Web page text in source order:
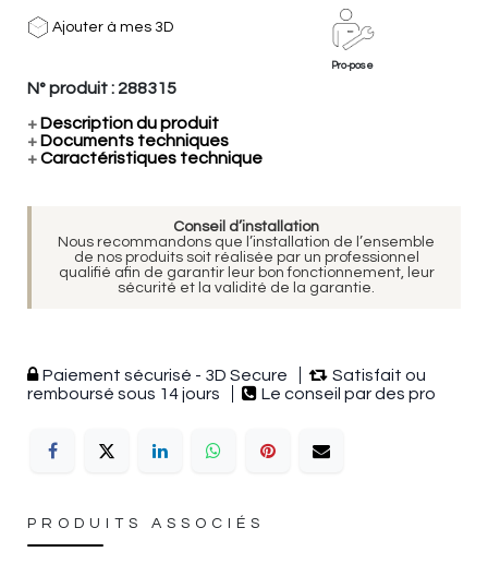
Ajouter à mes 3D
Pro-pose
N° produit : 288315
+ Description du produit
+ Documents techniques
+Caractéristiques technique
Conseil d’installation
Nous recommandons que l’installation de l’ensemble
de nos produits soit réalisée par un professionnel
qualifié afin de garantir leur bon fonctionnement, leur
sécurité et la validité de la garantie.
Paiement sécurisé - 3D Secure
Satisfait ou
remboursé sous 14 jours
Le conseil par des pro
PRODUITS ASSOCIÉS